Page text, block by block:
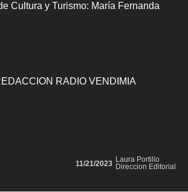
Cultura y Turismo: María Fernanda
RADIO VENDIMIA
Laura Portillo
Direccion Editorial
11/21/2023